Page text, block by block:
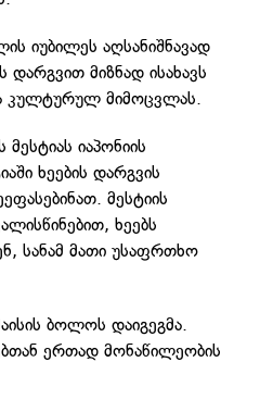
იუბილეს აღსანიშნავად
დარგვით მიზნად ისახავს
კულტურულ მიმოცვლას.
იაპონიის
ხეების დარგვის
მესტიის
ხეებს
სანამ მათი უსაფრთხო
ბოლოს დაიგეგმა.
ერთად მონაწილეობის